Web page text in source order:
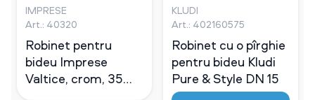
IMPRESE
Art.: 40320
Robinet pentru
bideu Imprese
Valtice, crom, 35
KLUDI
Art.: 402160575
Robinet cu o pîrghie
pentru bideu Kludi
Pure & Style DN 15